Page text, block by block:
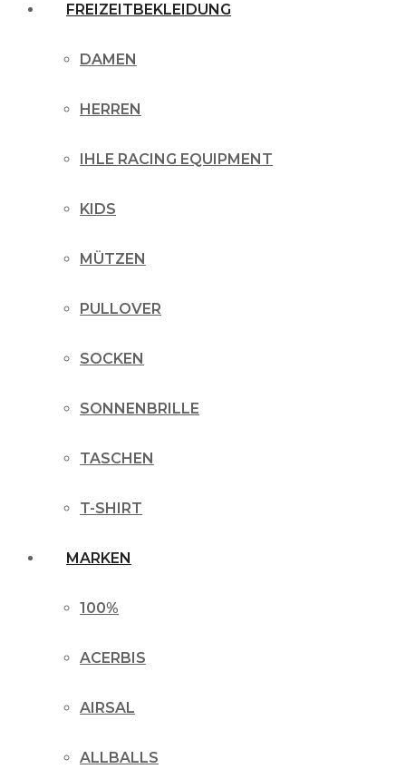
FREIZEITBEKLEIDUNG
DAMEN
HERREN
IHLE RACING EQUIPMENT
KIDS
MÜTZEN
PULLOVER
SOCKEN
SONNENBRILLE
TASCHEN
T-SHIRT
MARKEN
100%
ACERBIS
AIRSAL
ALLBALLS